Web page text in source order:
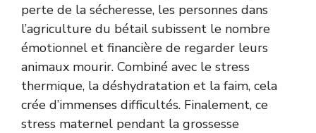
perte de la sécheresse, les personnes dans
l’agriculture du bétail subissent le nombre
émotionnel et financière de regarder leurs
animaux mourir. Combiné avec le stress
thermique, la déshydratation et la faim, cela
crée d’immenses difficultés. Finalement, ce
stress maternel pendant la grossesse